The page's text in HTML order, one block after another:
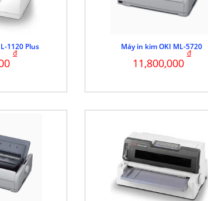
1120 Plus
đ
Máy in kim OKI ML-5720
11,800,000
đ